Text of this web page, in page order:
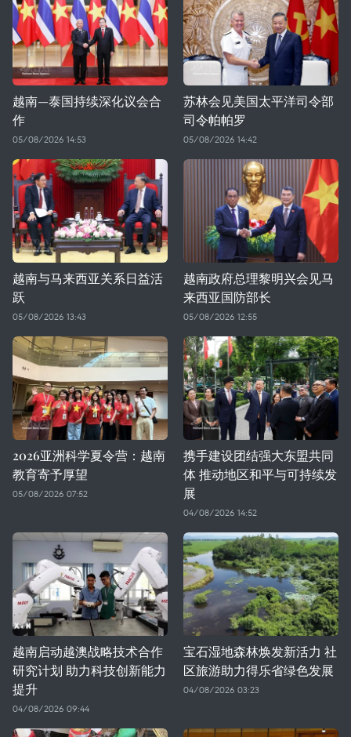
越南—泰国持续深化议会合
作
05/08/2026 14:53
苏林会见美国太平洋司令部
司令帕帕罗
05/08/2026 14:42
越南与马来西亚关系日益活
跃
05/08/2026 13:43
越南政府总理黎明兴会见马
来西亚国防部长
05/08/2026 12:55
2026亚洲科学夏令营：越南
教育寄予厚望
05/08/2026 07:52
携手建设团结强大东盟共同
体 推动地区和平与可持续发
展
04/08/2026 14:52
越南启动越澳战略技术合作
研究计划 助力科技创新能力
提升
04/08/2026 09:44
宝石湿地森林焕发新活力 社
区旅游助力得乐省绿色发展
04/08/2026 03:23